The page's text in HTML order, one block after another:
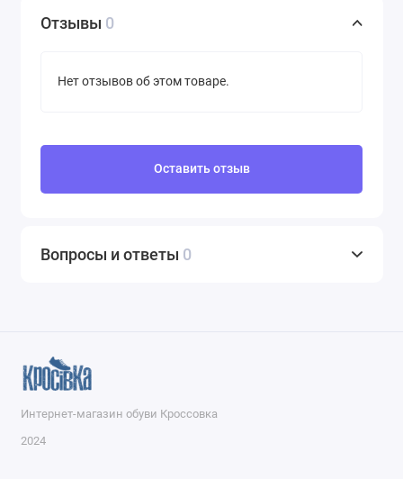
Отзывы 0
Нет отзывов об этом товаре.
Оставить отзыв
Вопросы и ответы 0
Интернет-магазин обуви Кроссовка
2024